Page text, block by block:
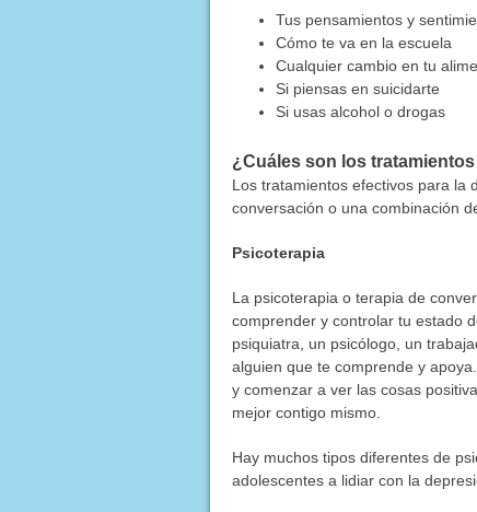
Tus pensamientos y
Cómo te va en la escuela
Cualquier cambio en tu
Si piensas en suicidarte
Si usas alcohol o drogas
¿Cuáles son los
Los tratamientos efectivos para la
conversación o una combinación
Psicoterapia
La psicoterapia o terapia de
comprender y controlar tu estado
psiquiatra, un psicólogo, un
alguien que te comprende y
y comenzar a ver las cosas
mejor contigo mismo.
Hay muchos tipos diferentes de
adolescentes a lidiar con la